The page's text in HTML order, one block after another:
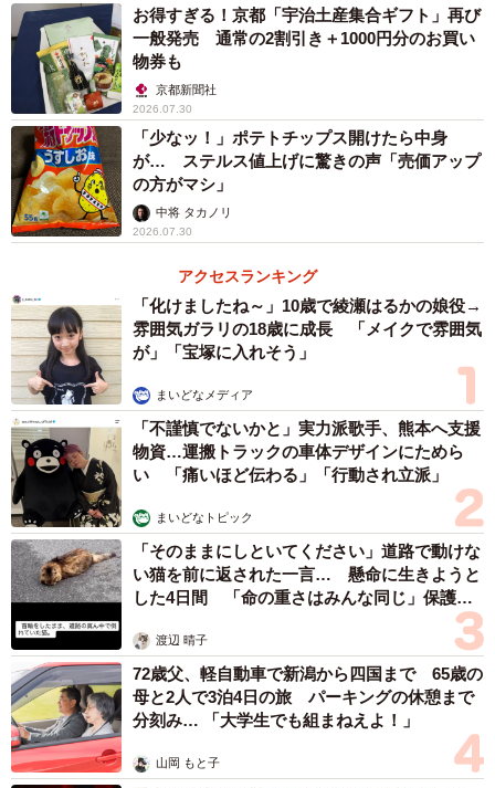
お得すぎる！京都「宇治土産集合ギフト」再び
一般発売 通常の2割引き＋1000円分のお買い
物券も
京都新聞社
2026.07.30
「少なッ！」ポテトチップス開けたら中身
が… ステルス値上げに驚きの声「売価アップ
の方がマシ」
中将 タカノリ
2026.07.30
アクセスランキング
「化けましたね～」10歳で綾瀬はるかの娘役→
雰囲気ガラリの18歳に成長 「メイクで雰囲気
が」「宝塚に入れそう」
まいどなメディア
「不謹慎でないかと」実力派歌手、熊本へ支援
物資…運搬トラックの車体デザインにためら
い 「痛いほど伝わる」「行動され立派」
まいどなトピック
「そのままにしといてください」道路で動けな
い猫を前に返された一言… 懸命に生きようと
した4日間 「命の重さはみんな同じ」保護団
渡辺 晴子
72歳父、軽自動車で新潟から四国まで 65歳の
母と2人で3泊4日の旅 パーキングの休憩まで
分刻み… 「大学生でも組まねえよ！」
山岡 もと子